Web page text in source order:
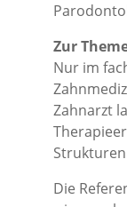
Zur
Nur im
Zahnarzt
Die